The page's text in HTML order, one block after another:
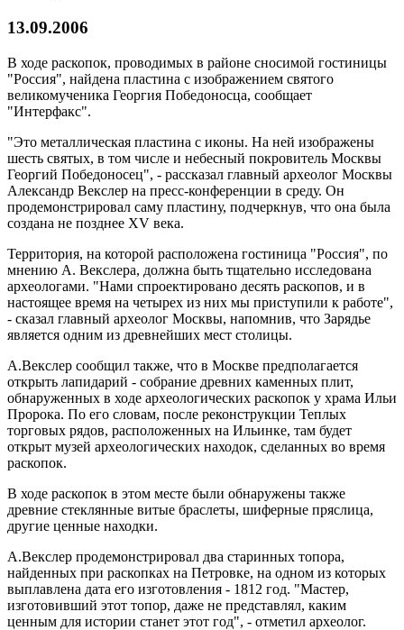
13.09.2006
В ходе раскопок, проводимых в районе сносимой гостиницы
"Россия", найдена пластина с изображением святого
великомученика Георгия Победоносца, сообщает
"Интерфакс".
"Это металлическая пластина с иконы. На ней изображены
шесть святых, в том числе и небесный покровитель Москвы
Георгий Победоносец", - рассказал главный археолог Москвы
Александр Векслер на пресс-конференции в среду. Он
продемонстрировал саму пластину, подчеркнув, что она была
создана не позднее XV века.
Территория, на которой расположена гостиница "Россия", по
мнению А. Векслера, должна быть тщательно исследована
археологами. "Нами спроектировано десять раскопов, и в
настоящее время на четырех из них мы приступили к работе",
- сказал главный археолог Москвы, напомнив, что Зарядье
является одним из древнейших мест столицы.
А.Векслер сообщил также, что в Москве предполагается
открыть лапидарий - собрание древних каменных плит,
обнаруженных в ходе археологических раскопок у храма Ильи
Пророка. По его словам, после реконструкции Теплых
торговых рядов, расположенных на Ильинке, там будет
открыт музей археологических находок, сделанных во время
раскопок.
В ходе раскопок в этом месте были обнаружены также
древние стеклянные витые браслеты, шиферные пряслица,
другие ценные находки.
А.Векслер продемонстрировал два старинных топора,
найденных при раскопках на Петровке, на одном из которых
выплавлена дата его изготовления - 1812 год. "Мастер,
изготовивший этот топор, даже не представлял, каким
ценным для истории станет этот год", - отметил археолог.